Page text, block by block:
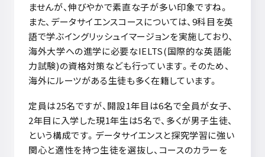
ませんが、伸びやかで素直な子が多い印象ですね。
また、データサイエンスコースについては、 9科目を英
語で学ぶイングリッシュイマージョンを実施しており、
海外大学への進学に必要なIELTS(国際的な英語能
力試験)の資格対策なども行っています。そのため、
海外にルーツがある生徒も多く在籍しています。
定員は25名ですが、開設1年目は6名で全員が女子、
2年目に入学した現1年生は5名で、多くが男子生徒、
という構成です。データサイエンスと探究学習に強い
関心と適性を持つ生徒を選抜し、コースのカラーを